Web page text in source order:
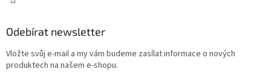
Odebírat newsletter
Vložte svůj e-mail a my vám budeme zasílat informace o nových
produktech na našem e-shopu.